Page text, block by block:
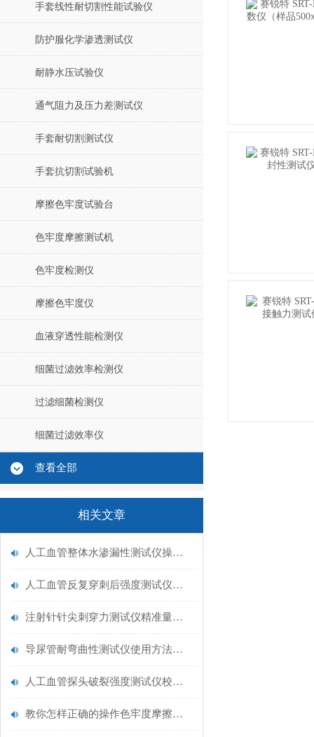
手套线性耐切割性能试验仪
防护服化学渗透测试仪
耐静水压试验仪
通气阻力及压力差测试仪
手套耐切割测试仪
手套抗切割试验机
摩擦色牢度试验台
色牢度摩擦测试机
色牢度检测仪
摩擦色牢度仪
血液穿透性能检测仪
细菌过滤效率检测仪
过滤细菌检测仪
细菌过滤效率仪
查看全部
相关文章
人工血管整体水渗漏性测试仪操作中最容易出错的步骤
人工血管反复穿刺后强度测试仪是什么？透析患者的“生命管“质量靠它把关！
注射针针尖刺穿力测试仪精准量化针尖锋利度，构筑临床安全防线
导尿管耐弯曲性测试仪使用方法与操作规范
人工血管探头破裂强度测试仪校准规范：精准赋能医疗安全的技术基准
教你怎样正确的操作色牢度摩擦测试机